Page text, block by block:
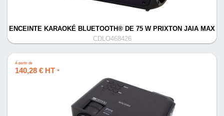
ENCEINTE KARAOKÉ BLUETOOTH® DE 75 W PRIXTON JAIA MAX
CDLO468426
À partir de
140,28 € HT *